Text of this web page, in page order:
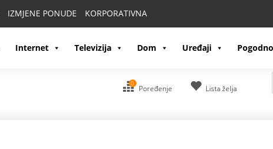
IZMJENE PONUDE KORPORATIVNA
Internet Televizija Dom Uređaji
0
Poređenje Lista želja